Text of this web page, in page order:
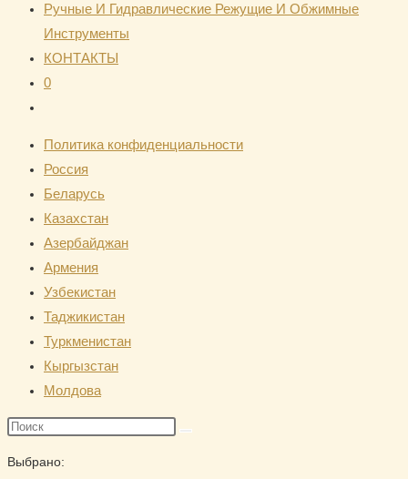
Ручные И Гидравлические Режущие И Обжимные
Инструменты
КОНТАКТЫ
0
по
веб-
сайту
Политика конфиденциальности
Россия
Беларусь
Казахстан
Азербайджан
Армения
Узбекистан
Таджикистан
Туркменистан
Кыргызстан
Молдова
Поиск
сайте
Выбрано: